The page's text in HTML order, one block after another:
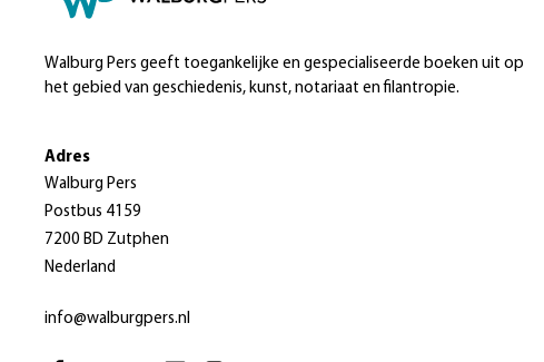
Walburg Pers geeft toegankelijke en gespecialiseerde boeken uit op
het gebied van geschiedenis, kunst, notariaat en filantropie.
Adres
Walburg Pers
Postbus 4159
7200 BD Zutphen
Nederland
info@walburgpers.nl